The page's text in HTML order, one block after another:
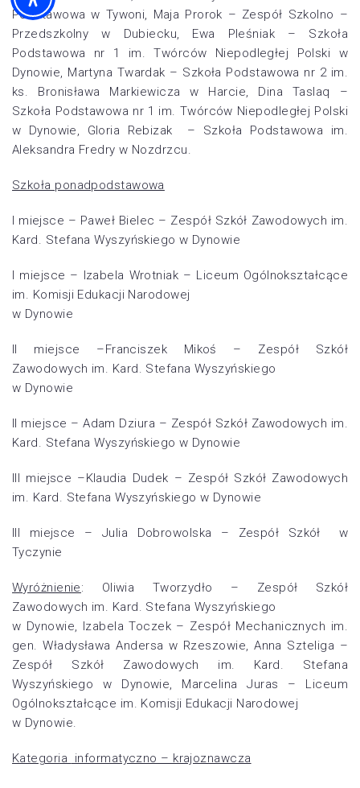
Podstawowa w Tywoni, Maja Prorok – Zespół Szkolno –
Przedszkolny w Dubiecku, Ewa Pleśniak – Szkoła
Podstawowa nr 1 im. Twórców Niepodległej Polski w
Dynowie, Martyna Twardak – Szkoła Podstawowa nr 2 im.
ks. Bronisława Markiewicza w Harcie, Dina Taslaq –
Szkoła Podstawowa nr 1 im. Twórców Niepodległej Polski
w Dynowie, Gloria Rebizak – Szkoła Podstawowa im.
Aleksandra Fredry w Nozdrzcu.
Szkoła ponadpodstawowa
I miejsce – Paweł Bielec – Zespół Szkół Zawodowych im.
Kard. Stefana Wyszyńskiego w Dynowie
I miejsce – Izabela Wrotniak – Liceum Ogólnokształcące
im. Komisji Edukacji Narodowej
w Dynowie
II miejsce –Franciszek Mikoś – Zespół Szkół
Zawodowych im. Kard. Stefana Wyszyńskiego
w Dynowie
II miejsce – Adam Dziura – Zespół Szkół Zawodowych im.
Kard. Stefana Wyszyńskiego w Dynowie
III miejsce –Klaudia Dudek – Zespół Szkół Zawodowych
im. Kard. Stefana Wyszyńskiego w Dynowie
III miejsce – Julia Dobrowolska – Zespół Szkół w
Tyczynie
Wyróżnienie: Oliwia Tworzydło – Zespół Szkół
Zawodowych im. Kard. Stefana Wyszyńskiego
w Dynowie, Izabela Toczek – Zespół Mechanicznych im.
gen. Władysława Andersa w Rzeszowie, Anna Szteliga –
Zespół Szkół Zawodowych im. Kard. Stefana
Wyszyńskiego w Dynowie, Marcelina Juras – Liceum
Ogólnokształcące im. Komisji Edukacji Narodowej
w Dynowie.
Kategoria informatyczno – krajoznawcza